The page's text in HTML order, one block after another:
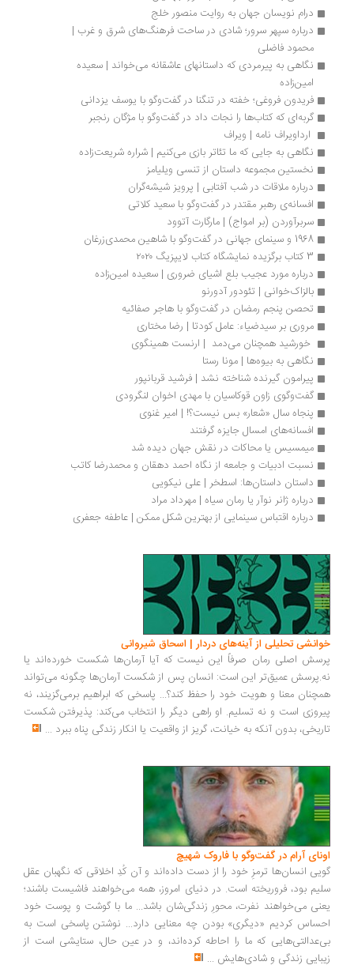
درام نویسان جهان به روایت منصور خلج
درباره سپهر سرور؛ شادی در ساحت فرهنگ‌های شرق و غرب |
محمود فاضلی
نگاهی به پیرمردی که داستانهای عاشقانه می‌خواند | سعیده
امین‌زاده
فریدون فروغی؛ خفته در تنگنا در گفت‌وگو با یوسف یزدانی
گربه‌ای که کتاب‌ها را نجات داد در گفت‌وگو با مژگان رنجبر
ارداویراف ‌نامه | ویراف
نگاهی به جایی که ما تئاتر بازی می‌کنیم | شراره شریعت‌زاده
نخستین مجموعه داستان از تنسی ویلیامز
درباره ملاقات در شب آفتابی | پرویز شیشه‌گران
افسانه‌ی رهبر مقتدر در گفت‌وگو با سعید کلاتی
سربرآوردن (بر امواج) | مارگارت آتوود
درباره مورد عجیب بلع اشیای ضروری | سعیده امین‌زاده
بالزاک‌خوانی | تئودور آدورنو
تحصن پنجم رمضان در گفت‌وگو با هاجر صفائیه
مروری بر سیدضیاء: عامل کودتا | رضا مختاری
خورشید همچنان می‌دمد  | ارنست همینگوی
نگاهی به بیوه‌ها | مونا رستا
پیرامون گیرنده شناخته نشد | فرشید قربانپور
گفت‌وگوی زاون قوکاسیان با مهدی اخوان لنگرودی
پنجاه سال «شعار» بس نیست؟! | امیر غنوی
افسانه‌های امسال جایزه گرفتند
میمسیس یا محاکات در نقش جهان دیده شد
نسبت ادبیات و جامعه از نگاه احمد دهقان و محمدرضا کاتب
داستان داستان‌ها: اسطخر | علی نیکویی
درباره ژانر نوآر یا رمان سیاه | مهرداد مراد
درباره اقتباس سینمایی از بهترین شکل ممکن | عاطفه جعفری
تحلیلی از آینه‌های دردار | اسحاق شیروانی
اصلی رمان صرفاً این نیست که آیا آرمان‌ها شکست خورده‌اند یا
عمیق‌تر این است: انسان پس از شکست آرمان‌ها چگونه می‌تواند
معنا و هویت خود را حفظ کند؟... پاسخی که ابراهیم برمی‌گزیند، نه
است و نه تسلیم. او راهی دیگر را انتخاب می‌کند: پذیرفتن شکست
بدون آنکه به خیانت، گریز از واقعیت یا انکار زندگی پناه ببرد...
آرام در گفت‌وگو با فاروک شهیچ‭
انسان‌ها ترمزِ خود را از دست داده‌اند و آن کُدِ اخلاقی که نگهبان عقل
بود، فروریخته است. در دنیای امروز، همه می‌خواهند فاشیست باشند؛
می‌خواهند نفرت، محورِ زندگی‌شان باشد... ما با گوشت و پوست خود
کردیم «دیگری» بودن چه معنایی دارد... نوشتن پاسخی است به
که ما را احاطه کرده‌اند، و در عین حال، ستایشی است از
زندگی و شادی‌هایش...